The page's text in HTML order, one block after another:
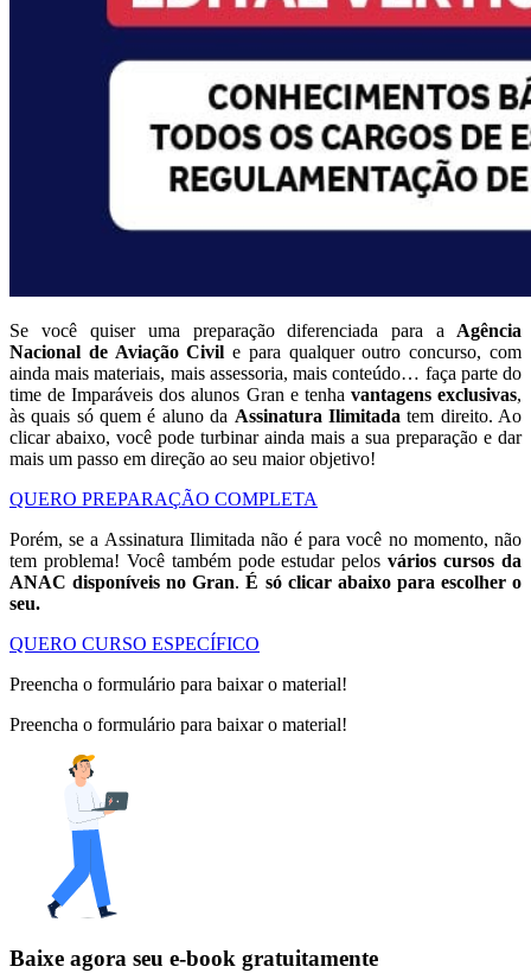
Se você quiser uma preparação diferenciada para a Agência
Nacional de Aviação Civile para qualquer outro concurso, com
ainda mais materiais, mais assessoria, mais conteúdo… faça parte do
time de Imparáveis dos alunos Gran e tenha vantagens exclusivas,
às quais só quem é aluno da Assinatura Ilimitadatem direito. Ao
clicar abaixo, você pode turbinar ainda mais a sua preparação e dar
mais um passo em direção ao seu maior objetivo!
QUERO PREPARAÇÃO COMPLETA
Porém, se a Assinatura Ilimitada não é para você no momento, não
tem problema! Você também pode estudar pelos vários cursos da
ANAC disponíveis no Gran. É só clicar abaixo para escolher o
seu.
QUERO CURSO ESPECÍFICO
Preencha o formulário para baixar o material!
Preencha o formulário para baixar o material!
Baixe agora seu e-book gratuitamente